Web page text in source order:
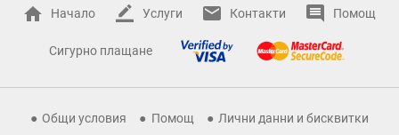
Начало Услуги Контакти Помощ
Сигурно плащане
Общи условия Помощ
Лични данни и бисквитки